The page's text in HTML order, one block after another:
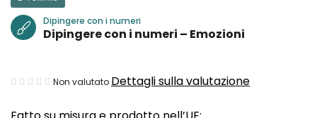
Dipingere con i numeri
Dipingere con i numeri – Emozioni
La
Non valutato Dettagli sulla valutazione